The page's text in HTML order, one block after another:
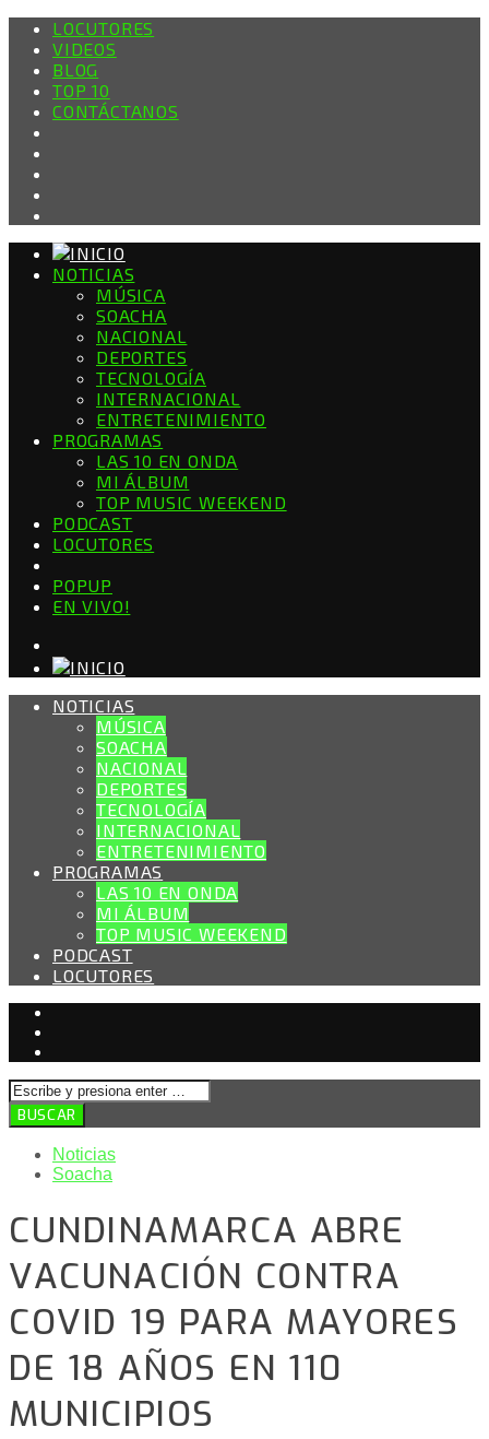
LOCUTORES
VIDEOS
BLOG
TOP 10
CONTÁCTANOS
NOTICIAS
MÚSICA
SOACHA
NACIONAL
DEPORTES
TECNOLOGÍA
INTERNACIONAL
ENTRETENIMIENTO
PROGRAMAS
LAS 10 EN ONDA
MI ÁLBUM
TOP MUSIC WEEKEND
PODCAST
LOCUTORES
POPUP
EN VIVO!
NOTICIAS
MÚSICA
SOACHA
NACIONAL
DEPORTES
TECNOLOGÍA
INTERNACIONAL
ENTRETENIMIENTO
PROGRAMAS
LAS 10 EN ONDA
MI ÁLBUM
TOP MUSIC WEEKEND
PODCAST
LOCUTORES
Noticias
Soacha
CUNDINAMARCA ABRE
VACUNACIÓN CONTRA
COVID 19 PARA MAYORES
DE 18 AÑOS EN 110
MUNICIPIOS